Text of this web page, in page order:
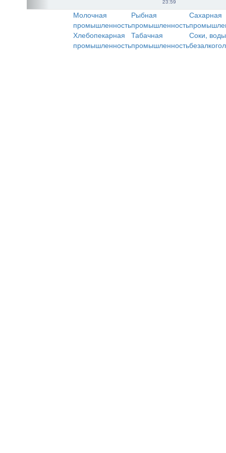
23:59
Молочная
промышленность
Рыбная
промышленность
Сахарная
Хлебопекарная
промышленность
Табачная
промышленность
Соки,